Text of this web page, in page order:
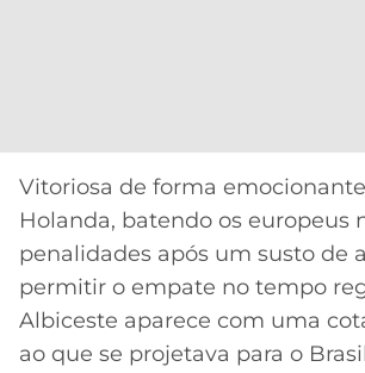
CRUZEIRO
Vitoriosa de forma
Holanda, batendo os europeus
penalidades após um susto de
permitir o empate no tempo
Albiceste aparece com uma
ao que se projetava para o